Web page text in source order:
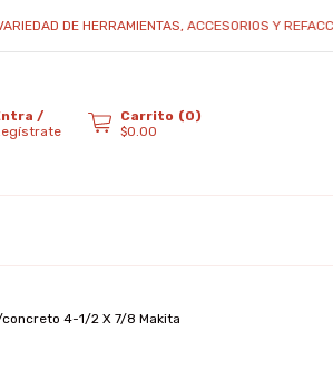
DE HERRAMIENTAS, ACCESORIOS Y
/
Carrito (0)
$0.00
4-1/2 X 7/8 Makita